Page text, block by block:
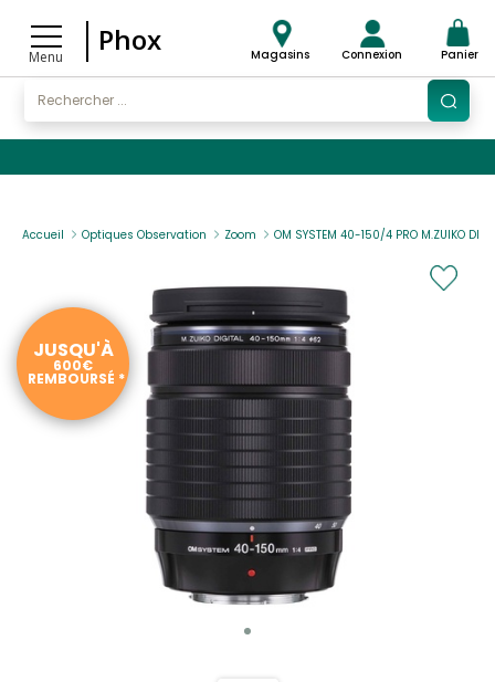
Menu
Phox Magasins Connexion Panier
Accueil Optiques Observation Zoom OM SYSTEM 40-150/4 PRO M.ZUIKO
JUSQU'À
600€
REMBOURSÉ *